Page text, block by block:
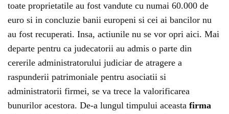
toate proprietatile au fost vandute cu numai 60.000 de
euro si in concluzie banii europeni si cei ai bancilor nu
au fost recuperati. Insa, actiunile nu se vor opri aici. Mai
departe pentru ca judecatorii au admis o parte din
cererile administratorului judiciar de atragere a
raspunderii patrimoniale pentru asociatii si
administratorii firmei, se va trece la valorificarea
bunurilor acestora. De-a lungul timpului aceasta firma